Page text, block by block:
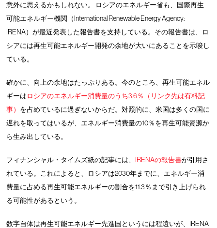
意外に思えるかもしれない。 ロシアのエネルギー省も、国際再生
可能エネルギー機関（International Renewable Energy Agency:
IRENA）が最近発表した報告書を支持している。その報告書は、ロ
シアには再生可能エネルギー開発の余地が大いにあることを示唆し
ている。
確かに、向上の余地はたっぷりある。今のところ、再生可能エネル
ギーはロシアのエネルギー消費量のうち3.6％（リンク先は有料記
事） を占めているに過ぎないからだ。対照的に、米国は多くの国に
遅れを取ってはいるが、エネルギー消費量の10％を再生可能資源か
ら生み出している。
フィナンシャル・タイムズ紙の記事には、 IRENAの報告書が引用さ
れている。これによると、ロシアは2030年までに、エネルギー消
費量に占める再生可能エネルギーの割合を11.3％まで引き上げられ
る可能性があるという。
数字自体は再生可能エネルギー先進国というには程遠いが、IRENA